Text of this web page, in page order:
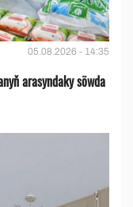
05.08.2026 - 14:35
arasyndaky söwda